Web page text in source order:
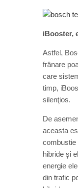
iBooster,
Astfel,
frânare
care
timp,
silenţios.
De
aceasta
combustie
hibride şi
energie
din trafic